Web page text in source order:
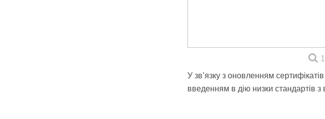
1
У зв’язку з оновленням
введенням в дію низки стандартів з